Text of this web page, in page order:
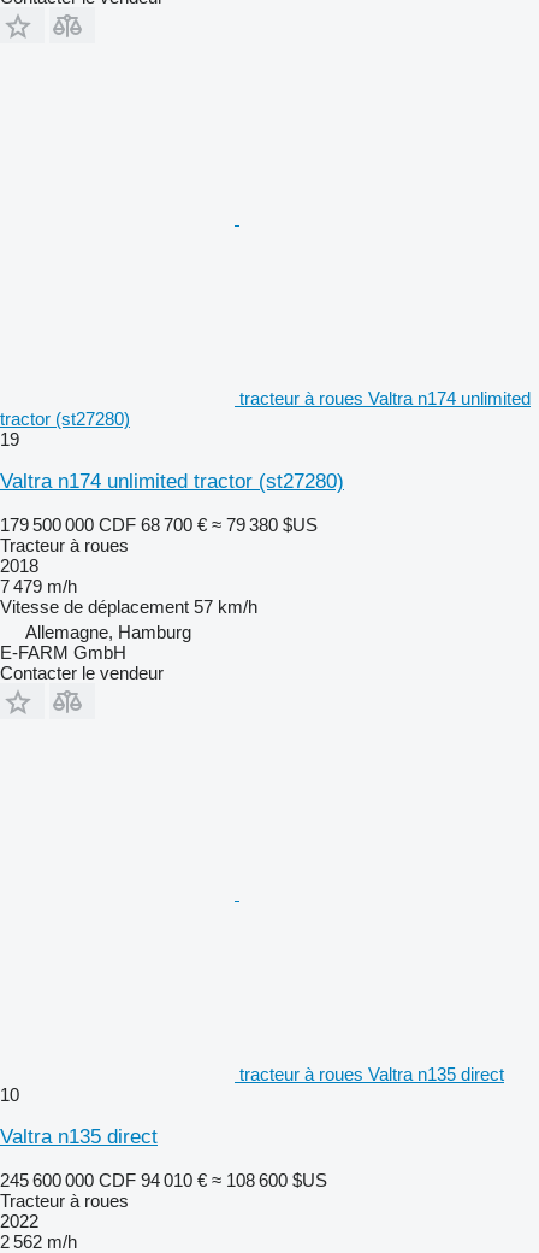
tracteur à roues Valtra n174 unlimited
tractor (st27280)
19
Valtra n174 unlimited tractor (st27280)
179 500 000 CDF 68 700 € ≈ 79 380 $US
Tracteur à roues
2018
7 479 m/h
Vitesse de déplacement 57 km/h
Allemagne, Hamburg
E-FARM GmbH
Contacter le vendeur
tracteur à roues Valtra n135 direct
10
Valtra n135 direct
245 600 000 CDF 94 010 € ≈ 108 600 $US
Tracteur à roues
2022
2 562 m/h